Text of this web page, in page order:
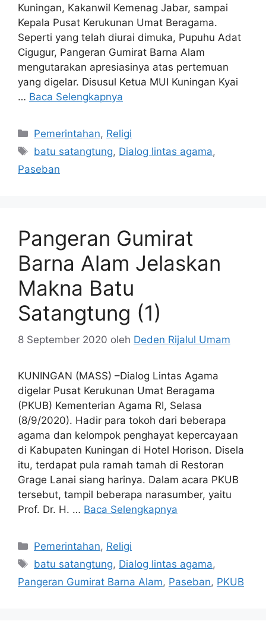
Kuningan, Kakanwil Kemenag Jabar, sampai
Kepala Pusat Kerukunan Umat Beragama.
Seperti yang telah diurai dimuka, Pupuhu Adat
Cigugur, Pangeran Gumirat Barna Alam
mengutarakan apresiasinya atas pertemuan
yang digelar. Disusul Ketua MUI Kuningan Kyai
… Baca Selengkapnya
Kategori
Pemerintahan, Religi
Tag
batu satangtung, Dialog lintas agama,
Paseban
Pangeran Gumirat
Barna Alam Jelaskan
Makna Batu
Satangtung (1)
8 September 2020 oleh Deden Rijalul Umam
KUNINGAN (MASS) –Dialog Lintas Agama
digelar Pusat Kerukunan Umat Beragama
(PKUB) Kementerian Agama RI, Selasa
(8/9/2020). Hadir para tokoh dari beberapa
agama dan kelompok penghayat kepercayaan
di Kabupaten Kuningan di Hotel Horison. Disela
itu, terdapat pula ramah tamah di Restoran
Grage Lanai siang harinya. Dalam acara PKUB
tersebut, tampil beberapa narasumber, yaitu
Prof. Dr. H. … Baca Selengkapnya
Kategori
Pemerintahan, Religi
Tag
batu satangtung, Dialog lintas agama,
Pangeran Gumirat Barna Alam, Paseban, PKUB